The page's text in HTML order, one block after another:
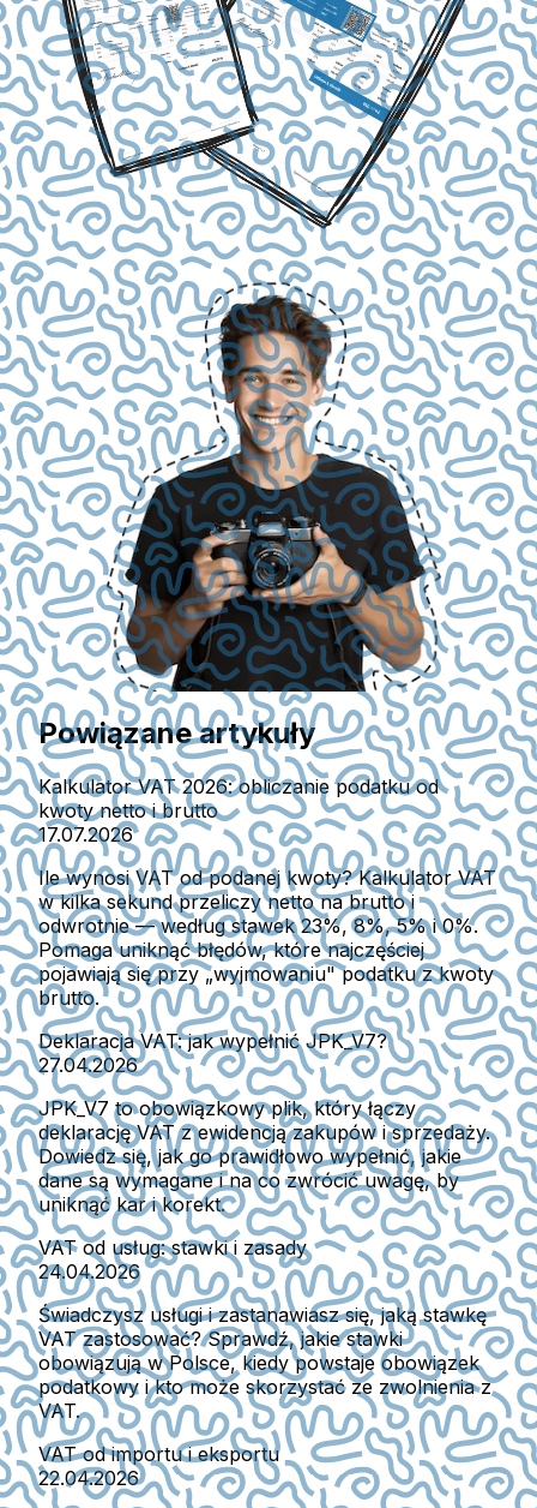
Powiązane artykuły
Kalkulator VAT 2026: obliczanie podatku od
kwoty netto i brutto
17.07.2026
Ile wynosi VAT od podanej kwoty? Kalkulator VAT
w kilka sekund przeliczy netto na brutto i
odwrotnie — według stawek 23%, 8%, 5% i 0%.
Pomaga uniknąć błędów, które najczęściej
pojawiają się przy „wyjmowaniu" podatku z kwoty
brutto.
Deklaracja VAT: jak wypełnić JPK_V7?
27.04.2026
JPK_V7 to obowiązkowy plik, który łączy
deklarację VAT z ewidencją zakupów i sprzedaży.
Dowiedz się, jak go prawidłowo wypełnić, jakie
dane są wymagane i na co zwrócić uwagę, by
uniknąć kar i korekt.
VAT od usług: stawki i zasady
24.04.2026
Świadczysz usługi i zastanawiasz się, jaką stawkę
VAT zastosować? Sprawdź, jakie stawki
obowiązują w Polsce, kiedy powstaje obowiązek
podatkowy i kto może skorzystać ze zwolnienia z
VAT.
VAT od importu i eksportu
22.04.2026